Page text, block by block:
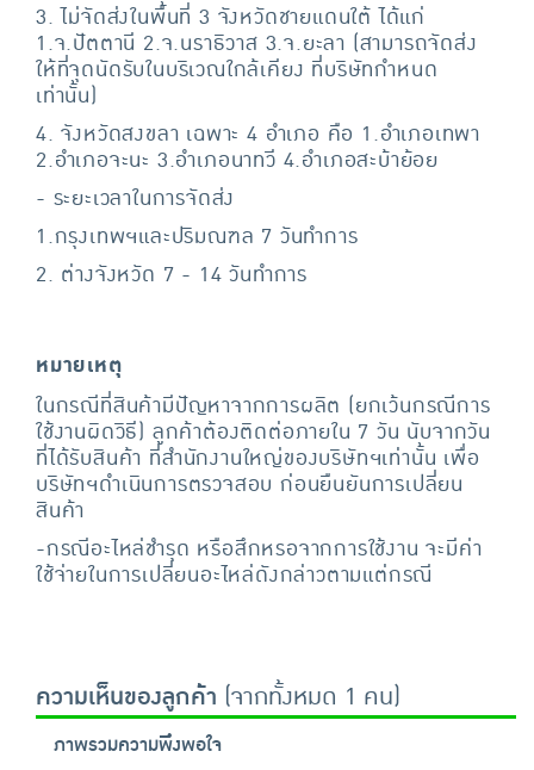
3. ไม่จัดส่งในพื้นที่ 3 จังหวัดชายแดนใต้ ได้แก่
1.จ.ปัตตานี 2.จ.นราธิวาส 3.จ.ยะลา (สามารถจัดส่ง
ให้ที่จุดนัดรับในบริเวณใกล้เคียง ที่บริษัทกำหนด
เท่านั้น)
4. จังหวัดสงขลา เฉพาะ 4 อำเภอ คือ 1.อำเภอเทพา
2.อำเภอจะนะ 3.อำเภอนาทวี 4.อำเภอสะบ้าย้อย
- ระยะเวลาในการจัดส่ง
1.กรุงเทพฯและปริมณฑล 7 วันทำการ
2. ต่างจังหวัด 7 - 14 วันทำการ
หมายเหตุ
ในกรณีที่สินค้ามีปัญหาจากการผลิต (ยกเว้นกรณีการ
ใช้งานผิดวิธี) ลูกค้าต้องติดต่อภายใน 7 วัน นับจากวัน
ที่ได้รับสินค้า ที่สำนักงานใหญ่ของบริษัทฯเท่านั้น เพื่อ
บริษัทฯดำเนินการตรวจสอบ ก่อนยืนยันการเปลี่ยน
สินค้า
-กรณีอะไหล่ชำรุด หรือสึกหรอจากการใช้งาน จะมีค่า
ใช้จ่ายในการเปลี่ยนอะไหล่ดังกล่าวตามแต่กรณี
ความเห็นของลูกค้า (จากทั้งหมด 1 คน)
ภาพรวมความพึงพอใจ